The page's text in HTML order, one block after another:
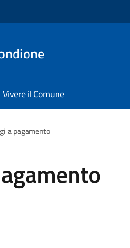
Vivere il Comune
a pagamento